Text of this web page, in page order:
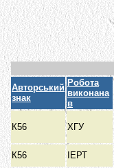
Авторський
знак
Робота
виконана
в
К56 ХГУ
К56
ІЕРТ